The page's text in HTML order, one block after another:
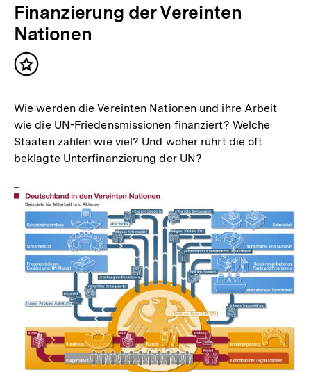
Finanzierung der Vereinten
Nationen
Inhalt
Wie werden die Vereinten Nationen und ihre Arbeit
wie die UN-Friedensmissionen finanziert? Welche
Staaten zahlen wie viel? Und woher rührt die oft
beklagte Unterfinanzierung der UN?